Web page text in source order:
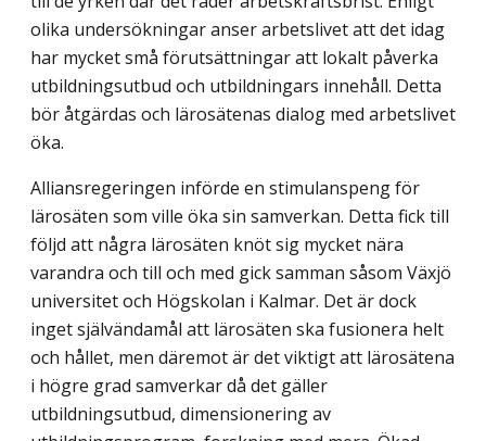
olika undersökningar anser arbetslivet att det idag
har mycket små förutsättningar att lokalt påverka
utbildningsutbud och utbildningars innehåll. Detta
bör åtgärdas och lärosätenas dialog med arbetslivet
öka.
Alliansregeringen införde en stimulanspeng för
lärosäten som ville öka sin sam­verkan. Detta fick till
följd att några lärosäten knöt sig mycket nära
varandra och till och med gick samman såsom Växjö
universitet och Högskolan i Kalmar. Det är dock
inget självändamål att lärosäten ska fusionera helt
och hållet, men däremot är det viktigt att lärosätena
i högre grad samverkar då det gäller
utbildningsutbud, dimensionering av